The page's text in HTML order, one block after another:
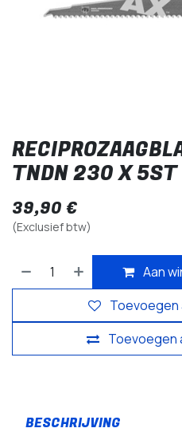
TNDN 230 X
39,90 €
(Exclusief btw)
Aan
Toevoegen
Toevoegen